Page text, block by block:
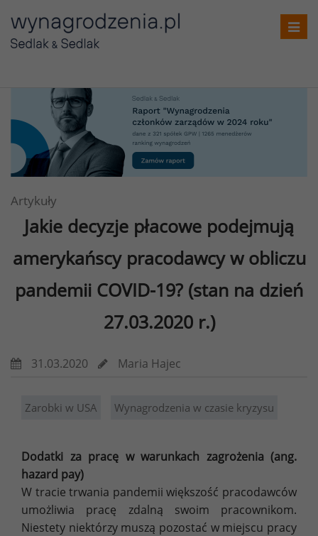
Artykuły
Jakie decyzje płacowe podejmują
amerykańscy pracodawcy w obliczu
pandemii COVID-19? (stan na dzień
27.03.2020 r.)
31.03.2020 Maria Hajec
Zarobki w USA Wynagrodzenia w czasie kryzysu
Dodatki za pracę w warunkach zagrożenia (ang.
hazard pay)
W tracie trwania pandemii większość pracodawców
umożliwia pracę zdalną swoim pracownikom.
Niestety niektórzy muszą pozostać w miejscu pracy